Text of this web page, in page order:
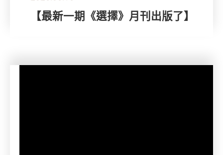
【最新一期《選擇》月刊出版了】